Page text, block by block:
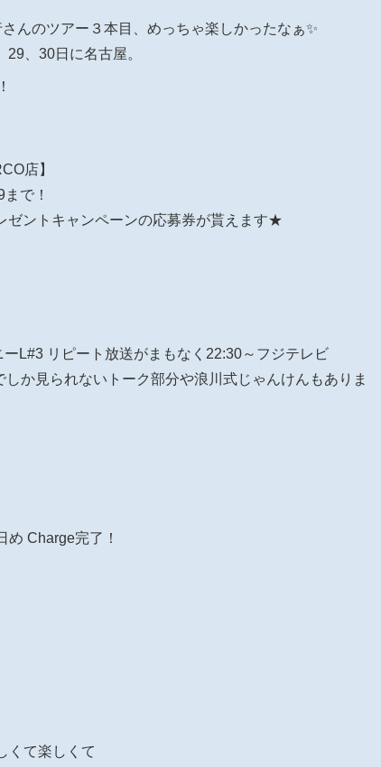
んのツアー３本目、めっちゃ楽しかったなぁ✨
、30日に名古屋。
店】
で！
ゼントキャンペーンの応募券が貰えます★
ーL#3 リピート放送がまもなく22:30～フジテレビ
か見られないトーク部分や浪川式じゃんけんもありま
め Charge完了！
くて楽しくて